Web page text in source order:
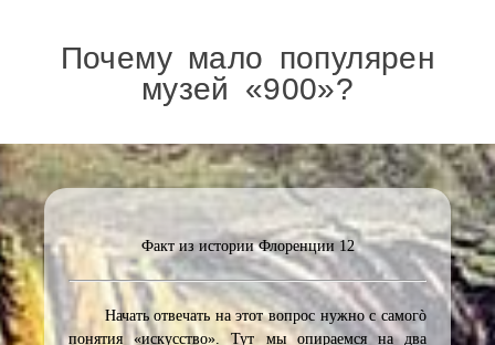
Почему мало популярен
музей «900»?
Факт из истории Флоренции 12
Начать отвечать на этот вопрос нужно с самогò
понятия «искусство». Тут мы опираемся на два